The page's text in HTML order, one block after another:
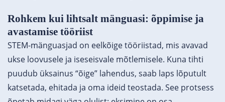
Rohkem kui lihtsalt mänguasi: õppimise ja
avastamise tööriist
STEM-mänguasjad on eelkõige tööriistad, mis avavad
ukse loovusele ja iseseisvale mõtlemisele. Kuna tihti
puudub üksainus “õige” lahendus, saab laps lõputult
katsetada, ehitada ja oma ideid teostada. See protsess